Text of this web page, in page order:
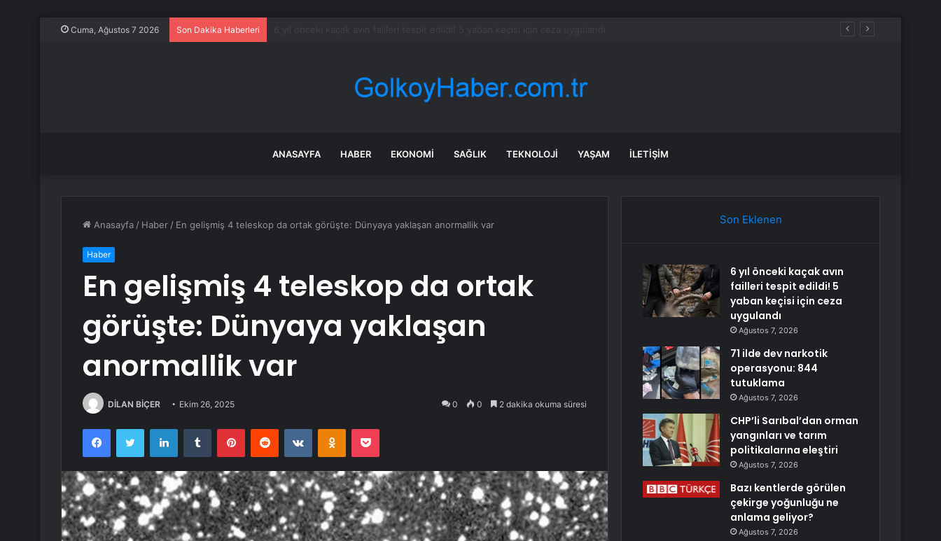
Cuma, Ağustos 7 2026 Son Dakika Haberleri
ANASAYFA HABER EKONOMI SAĞLIK TEKNOLOJI YAŞAM İLETIŞIM
Anasayfa / Haber / En gelişmiş 4 teleskop da ortak görüşte: Dünyaya yaklaşan anormallik var
Haber
En gelişmiş 4 teleskop da ortak
görüşte: Dünyaya yaklaşan
anormallik var
DİLAN BİÇER Ekim 26, 2025 0 0 2 dakika okuma süresi
FacebookTwitter LinkedInTumblr PinterestReddit VKontakteOdnoklassniki
Pocket
Son Eklenen
6 yıl önceki kaçak avın
failleri tespit edildi! 5
yaban keçisi için ceza
uygulandı
Ağustos 7, 2026
71 ilde dev narkotik
operasyonu: 844
tutuklama
Ağustos 7, 2026
CHP’li Sarıbal’dan orman
yangınları ve tarım
politikalarına eleştiri
Ağustos 7, 2026
Bazı kentlerde görülen
çekirge yoğunluğu ne
anlama geliyor?
Ağustos 7, 2026